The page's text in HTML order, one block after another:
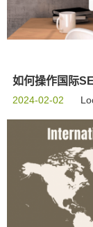
如何操作国际
2024-02-02